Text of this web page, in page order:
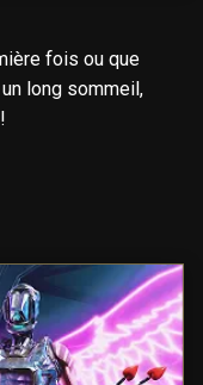
fois ou que
long sommeil,